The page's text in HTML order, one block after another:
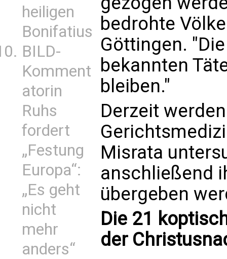
heiligen
Bonifatius
BILD-
Komment
atorin
Ruhs
fordert
„Festung
Europa“:
„Es geht
nicht
mehr
anders“
bedrohte
Göttingen.
bekannten
bleiben."
Derzeit
Misrata
anschließend
übergeben
Die 21
der